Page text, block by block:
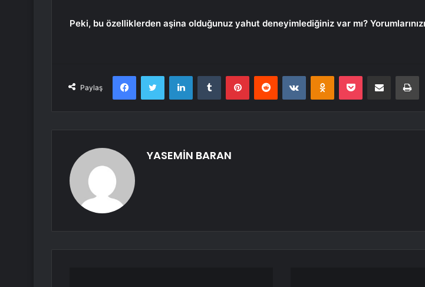
Peki, bu özelliklerden aşina olduğunuz yahut deneyimlediğiniz var mı?
Paylaş
FacebookTwitter LinkedInTumblr PinterestReddit VKontakteOdnoklassniki
Pocket E-Posta ile paylaş
YASEMİN BARAN